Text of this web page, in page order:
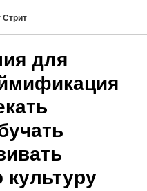
Стрит
для
культуру